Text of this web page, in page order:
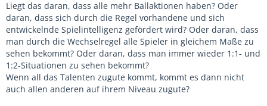
Liegt das daran, dass alle mehr Ballaktionen haben? Oder
daran, dass sich durch die Regel vorhandene und sich
entwickelnde Spielintelligenz gefördert wird? Oder daran, dass
man durch die Wechselregel alle Spieler in gleichem Maße zu
sehen bekommt? Oder daran, dass man immer wieder 1:1- und
1:2-Situationen zu sehen bekommt?
Wenn all das Talenten zugute kommt, kommt es dann nicht
auch allen anderen auf ihrem Niveau zugute?